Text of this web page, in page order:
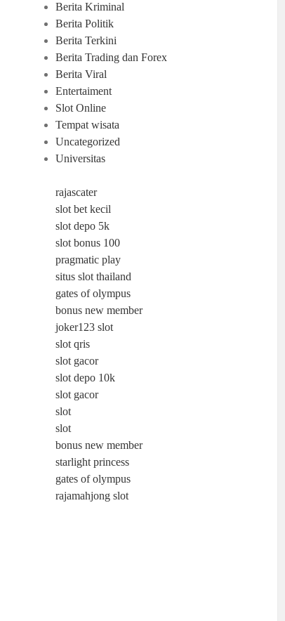
Berita Kriminal
Berita Politik
Berita Terkini
Berita Trading dan Forex
Berita Viral
Entertaiment
Slot Online
Tempat wisata
Uncategorized
Universitas
rajascater
slot bet kecil
slot depo 5k
slot bonus 100
pragmatic play
situs slot thailand
gates of olympus
bonus new member
joker123 slot
slot qris
slot gacor
slot depo 10k
slot gacor
slot
slot
bonus new member
starlight princess
gates of olympus
rajamahjong slot